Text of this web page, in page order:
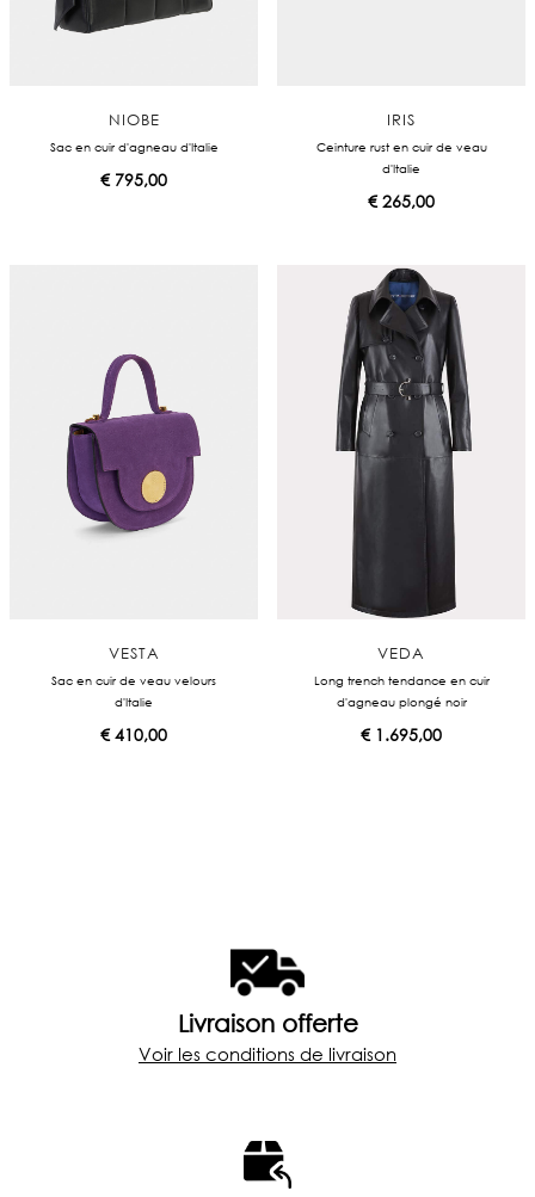
NIOBE
Sac en cuir d'agneau d'Italie
€795,00
IRIS
Ceinture rust en cuir de veau
d'Italie
€265,00
VESTA
Sac en cuir de veau velours
d'Italie
€410,00
VEDA
Long trench tendance en cuir
d'agneau plongé noir
€1.695,00
Livraison offerte
Voir les conditions de livraison